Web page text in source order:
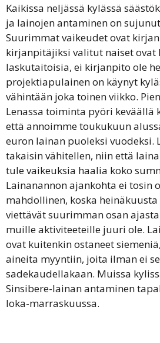
Kaikissa neljässä kylässä
ja lainojen antaminen on
Suurimmat vaikeudet ovat
kirjanpitäjiksi valitut naiset ovat
laskutaitoisia, ei kirjanpito ole
projektiapulainen on käynyt
vähintään joka toinen viikko.
Lenassa toiminta pyöri keväällä
että annoimme toukukuun
euron lainan puoleksi vuodeksi.
takaisin vähitellen, niin että
tule vaikeuksia haalia koko
Lainanannon ajankohta ei tosin
mahdollinen, koska
viettävät suurimman osan
muille aktiviteeteille juuri ole.
ovat kuitenkin ostaneet
aineita myyntiin, joita ilman ei
sadekaudellakaan. Muissa
Sinsibere-lainan antaminen
loka-marraskuussa.